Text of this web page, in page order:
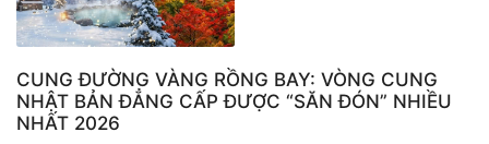
CUNG ĐƯỜNG VÀNG RỒNG BAY: VÒNG CUNG
NHẬT BẢN ĐẲNG CẤP ĐƯỢC “SĂN ĐÓN” NHIỀU
NHẤT 2026